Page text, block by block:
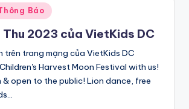
Báo
2023 của VietKids DC
trên trang mạng của VietKids DC
Harvest Moon Festival with us!
& open to the public! Lion dance, free